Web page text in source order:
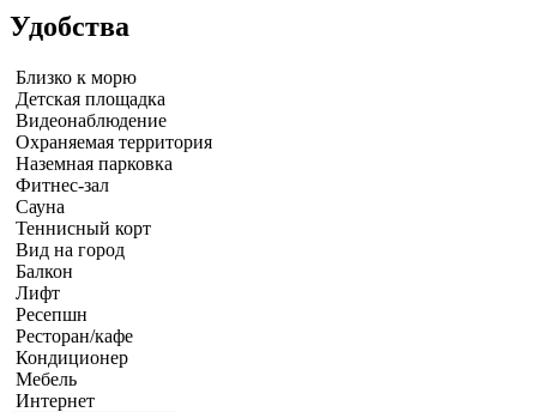
Удобства
Близко к морю
Детская площадка
Видеонаблюдение
Охраняемая территория
Наземная парковка
Фитнес-зал
Сауна
Теннисный корт
Вид на город
Балкон
Лифт
Ресепшн
Ресторан/кафе
Кондиционер
Мебель
Интернет